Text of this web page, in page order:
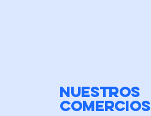
NUESTROS
COMERCIOS